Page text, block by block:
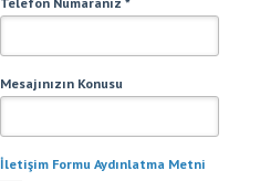
Mesajınızın Konusu
İletişim Formu Aydınlatma Metni